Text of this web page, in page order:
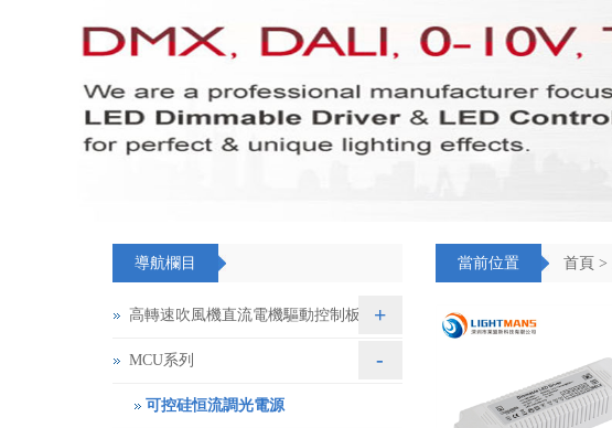
當前位置 首頁 >
導航欄目
高轉速吹風機直流電機驅動控制板 +
MCU系列 -
可控硅恒流調光電源